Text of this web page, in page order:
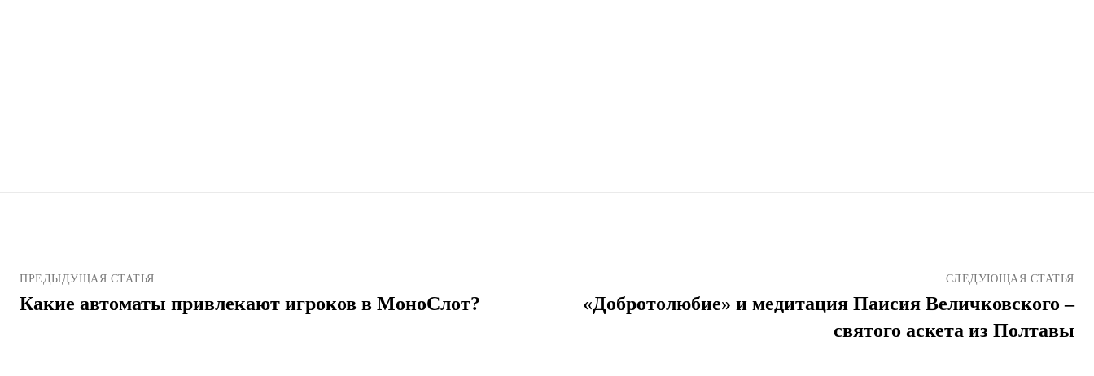
ПРЕДЫДУЩАЯ СТАТЬЯ
Какие автоматы привлекают игроков в МоноСлот?
СЛЕДУЮЩАЯ СТАТЬЯ
«Добротолюбие» и медитация Паисия Величковского –
святого аскета из Полтавы